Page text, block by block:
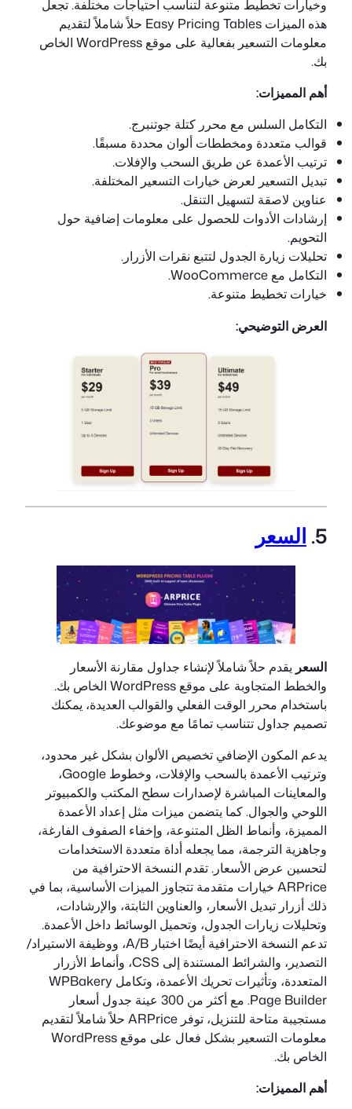
وخيارات تخطيط متنوعة لتناسب احتياجات مختلفة. تجعل
هذه الميزات Easy Pricing Tables حلاً شاملاً لتقديم
معلومات التسعير بفعالية على موقع WordPress الخاص
بك.
أهم المميزات:
التكامل السلس مع محرر كتلة جوتنبرج.
قوالب متعددة ومخططات ألوان محددة مسبقًا.
ترتيب الأعمدة عن طريق السحب والإفلات.
تبديل التسعير لعرض خيارات التسعير المختلفة.
عناوين لاصقة لتسهيل التنقل.
إرشادات الأدوات للحصول على معلومات إضافية حول
التحويم.
تحليلات زيارة الجدول لتتبع نقرات الأزرار.
التكامل مع WooCommerce.
خيارات تخطيط متنوعة.
العرض التوضيحي:
5. السعر
السعر يقدم حلاً شاملاً لإنشاء جداول مقارنة الأسعار
والخطط المتجاوبة على موقع WordPress الخاص بك.
باستخدام محرر الوقت الفعلي والقوالب العديدة، يمكنك
تصميم جداول تتناسب تمامًا مع موضوعك.
يدعم المكون الإضافي تخصيص الألوان بشكل غير محدود،
وترتيب الأعمدة بالسحب والإفلات، وخطوط Google،
والمعاينات المباشرة لإصدارات سطح المكتب والكمبيوتر
اللوحي والجوال. كما يتضمن ميزات مثل إعداد الأعمدة
المميزة، وأنماط الظل المتنوعة، وإخفاء الصفوف الفارغة،
وجاهزية الترجمة، مما يجعله أداة متعددة الاستخدامات
لتحسين عرض الأسعار. تقدم النسخة الاحترافية من
ARPrice خيارات متقدمة تتجاوز الميزات الأساسية، بما في
ذلك أزرار تبديل الأسعار، والعناوين الثابتة، والإرشادات،
وتحليلات زيارات الجدول، وتحميل الوسائط داخل الأعمدة.
تدعم النسخة الاحترافية أيضًا اختبار A/B، ووظيفة الاستيراد/
التصدير، والشرائط المستندة إلى CSS، وأنماط الأزرار
المتعددة، وتأثيرات تحريك الأعمدة، وتكامل WPBakery
Page Builder. مع أكثر من 300 عينة جدول أسعار
مستجيبة متاحة للتنزيل، توفر ARPrice حلاً شاملاً لتقديم
معلومات التسعير بشكل فعال على موقع WordPress
الخاص بك.
أهم المميزات: